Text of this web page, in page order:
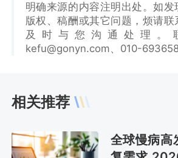
明确来源的内容注明出处。如
版权、稿酬或其它问题，烦请
及时与您沟通处理。
kefu@gonyn.com、010-
相关推荐
全球慢病高